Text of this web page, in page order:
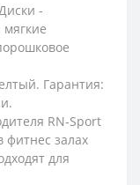
-
Гарантия:
RN-Sport
фитнес залах
для